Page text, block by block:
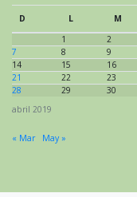
abril 2019
D L M
1
2
7
8 9
14
15 16
21
22 23
28
29 30
« Mar May »